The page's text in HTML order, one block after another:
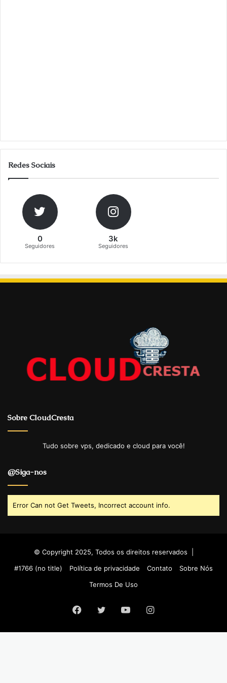
Redes Sociais
0
Seguidores
3k
Seguidores
Sobre CloudCresta
Tudo sobre vps, dedicado e cloud para você!
@Siga-nos
Error Can not Get Tweets, Incorrect account info.
© Copyright 2025, Todos os direitos reservados |
#1766 (no title)
Política de privacidade Contato
Sobre Nós
Termos De Uso
Facebook
Twitter YouTubeInstagram